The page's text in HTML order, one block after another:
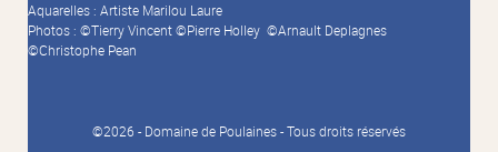
Aquarelles : Artiste Marilou Laure
Photos : ©Tierry Vincent ©Pierre Holley ©Arnault Deplagnes
©Christophe Pean
©2026 - Domaine de Poulaines - Tous droits réservés